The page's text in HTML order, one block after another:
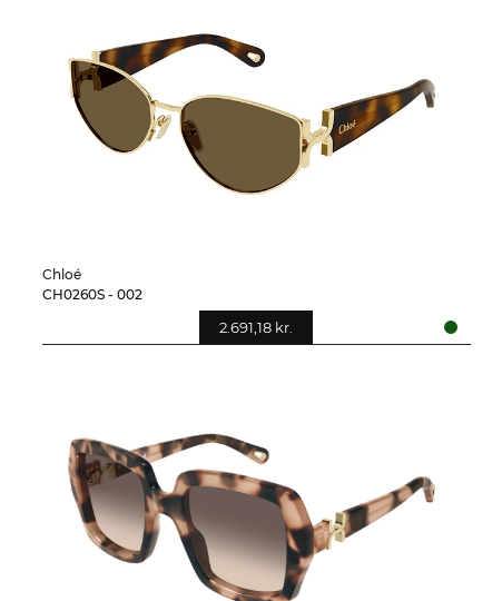
Chloé
CH0260S - 002
2.691,18 kr.